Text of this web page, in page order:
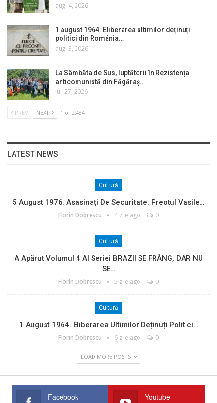
aug. 4, 2026
1 august 1964. Eliberarea ultimilor deținuți
politici din România…
aug. 3, 2026
La Sâmbăta de Sus, luptătorii în Rezistența
anticomunistă din Făgăraș…
iul. 27, 2026
PREV NEXT 1 of 2.484
LATEST NEWS
Cultură
5 August 1976. Asasinați De Securitate: Preotul Vasile…
Florin Dobrescu 4 zile ago 0
Cultură
A Apărut Volumul 4 Al Seriei BRAZII SE FRÂNG, DAR NU
SE…
Florin Dobrescu 5 zile ago 0
Cultură
1 August 1964. Eliberarea Ultimilor Deținuți Politici…
Florin Dobrescu 6 zile ago 0
LOAD MORE POSTS
Facebook Youtube